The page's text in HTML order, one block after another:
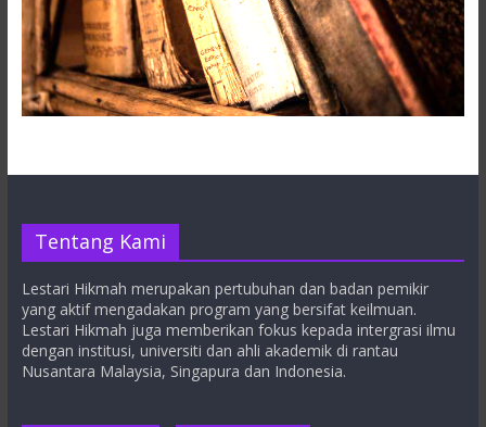
Tentang Kami
Lestari Hikmah merupakan pertubuhan dan badan pemikir
yang aktif mengadakan program yang bersifat keilmuan.
Lestari Hikmah juga memberikan fokus kepada intergrasi ilmu
dengan institusi, universiti dan ahli akademik di rantau
Nusantara Malaysia, Singapura dan Indonesia.